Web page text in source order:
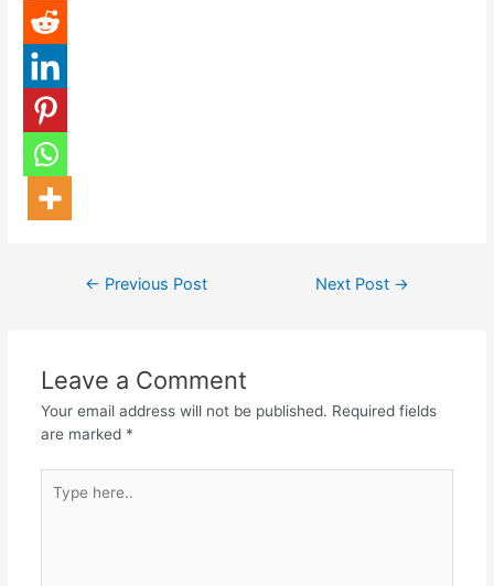
← Previous Post Next Post →
Leave a Comment
Your email address will not be published. Required fields
are marked *
here..